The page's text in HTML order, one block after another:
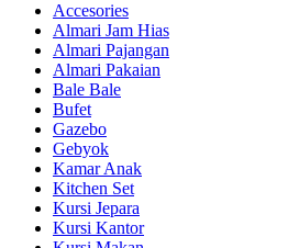
Accesories
Almari Jam Hias
Almari Pajangan
Almari Pakaian
Bale Bale
Bufet
Gazebo
Gebyok
Kamar Anak
Kitchen Set
Kursi Jepara
Kursi Kantor